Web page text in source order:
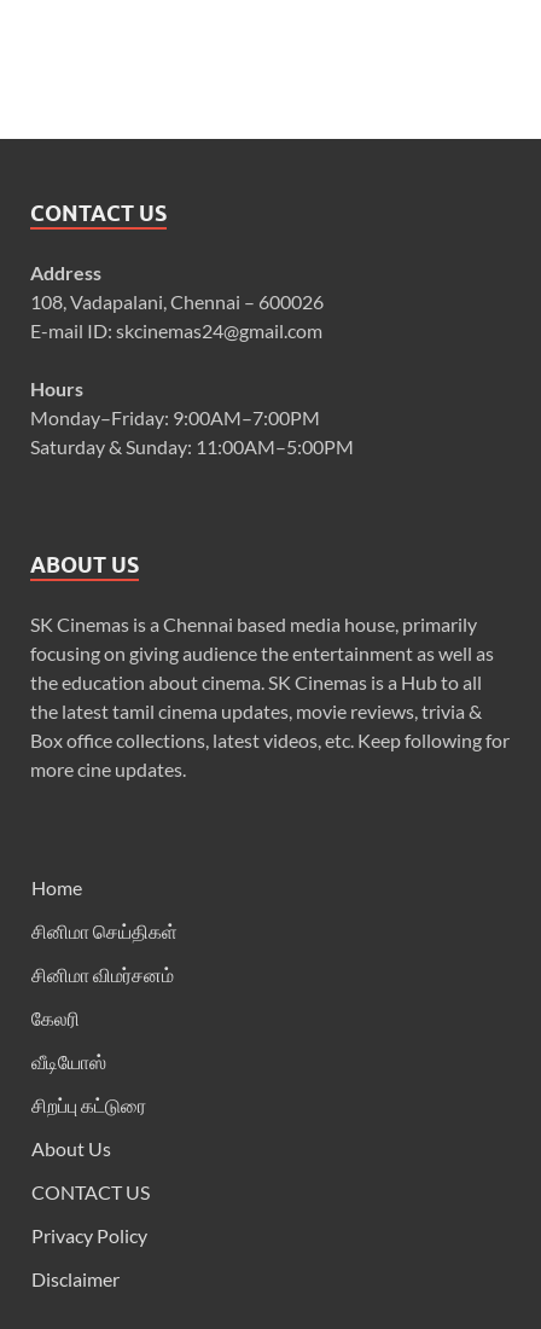
CONTACT US
Address
108, Vadapalani, Chennai – 600026
E-mail ID: skcinemas24@gmail.com
Hours
Monday–Friday: 9:00AM–7:00PM
Saturday & Sunday: 11:00AM–5:00PM
ABOUT US
SK Cinemas is a Chennai based media house, primarily
focusing on giving audience the entertainment as well as
the education about cinema. SK Cinemas is a Hub to all
the latest tamil cinema updates, movie reviews, trivia &
Box office collections, latest videos, etc. Keep following for
more cine updates.
Home
சினிமா செய்திகள்
சினிமா விமர்சனம்
கேலரி
வீடியோஸ்
சிறப்பு கட்டுரை
About Us
CONTACT US
Privacy Policy
Disclaimer